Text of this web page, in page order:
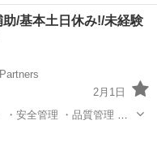
いしたいと思います、健
ぐに現場に入れます、未
経験
/基本土日休み!/未経験
2月1日
・安全管理 ・品質管理 ・